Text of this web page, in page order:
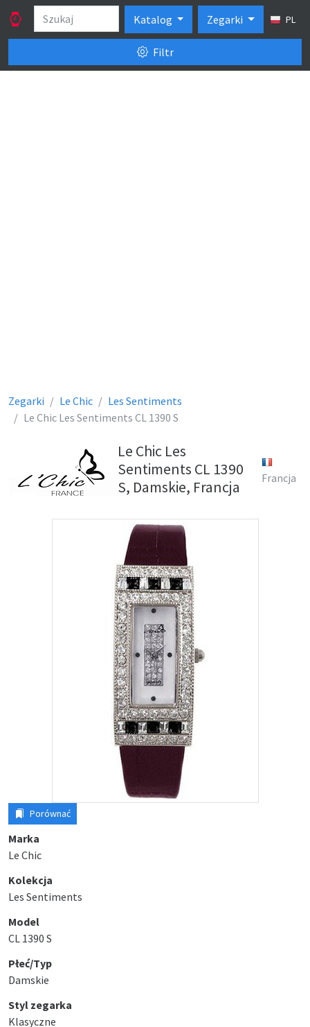
Katalog Zegarki PL
Filtr
Zegarki Le Chic
Les Sentiments
Le Chic Les Sentiments CL 1390 S
Le Chic Les
Sentiments CL 1390
S, Damskie, Francja
Francja
Porównać
Marka
Le Chic
Kolekcja
Les Sentiments
Model
CL 1390 S
Płeć/Typ
Damskie
Styl zegarka
Klasyczne